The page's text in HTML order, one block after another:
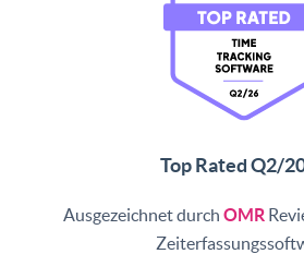
Top Rated Q2/
Ausgezeichnet durch OMR